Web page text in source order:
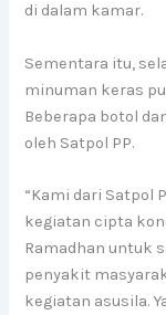
di dalam kamar.
Sementara itu,
minuman keras
Beberapa botol
oleh Satpol PP.
“Kami dari Satpol
kegiatan cipta
Ramadhan untuk
penyakit
kegiatan asusila.